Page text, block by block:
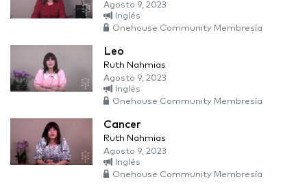
Agosto 9, 2023
Inglés
Onehouse Community Membresía
Leo
Ruth Nahmias
Agosto 9, 2023
Inglés
Onehouse Community Membresía
Cancer
Ruth Nahmias
Agosto 9, 2023
Inglés
Onehouse Community Membresía